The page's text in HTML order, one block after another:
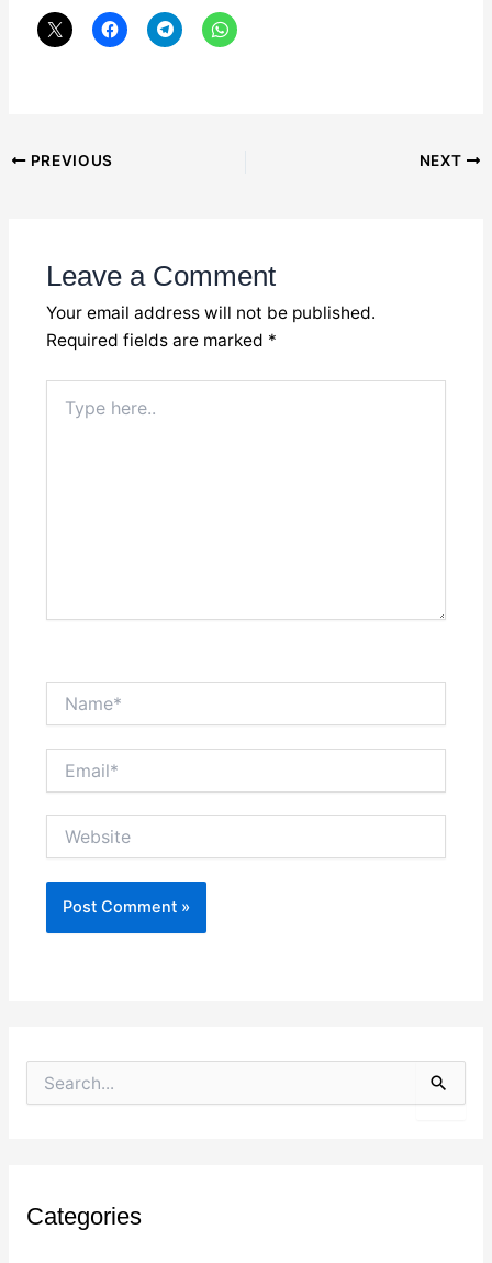
Post
PREVIOUS NEXT
Leave a Comment
Your email address will not be published.
Required fields are marked *
here..
o
Categories